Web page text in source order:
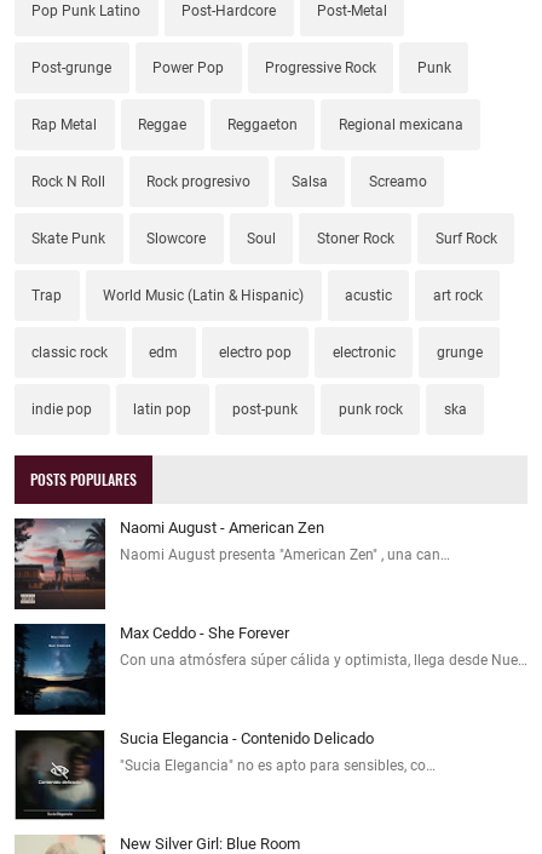
Pop Punk Latino Post-Hardcore Post-Metal
Post-grunge Power Pop Progressive Rock Punk
Rap Metal Reggae Reggaeton Regional mexicana
Rock N Roll Rock progresivo Salsa Screamo
Skate Punk Slowcore Soul Stoner Rock Surf Rock
Trap World Music (Latin & Hispanic) acustic art rock
classic rock edm electro pop electronic grunge
indie pop latin pop post-punk punk rock ska
POSTS POPULARES
Naomi August - American Zen
Naomi August presenta "American Zen" , una can…
Max Ceddo - She Forever
Con una atmósfera súper cálida y optimista, llega desde Nue…
Sucia Elegancia - Contenido Delicado
"Sucia Elegancia" no es apto para sensibles, co…
New Silver Girl: Blue Room